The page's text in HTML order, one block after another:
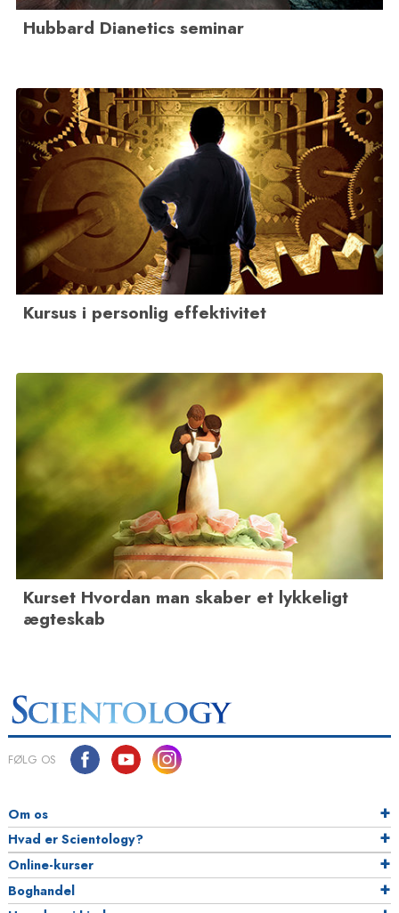
Hubbard Dianetics seminar
Kursus i personlig effektivitet
Kurset Hvordan man skaber et lykkeligt
ægteskab
FØLG OS
Om os
Hvad er Scientology?
Online-kurser
Boghandel